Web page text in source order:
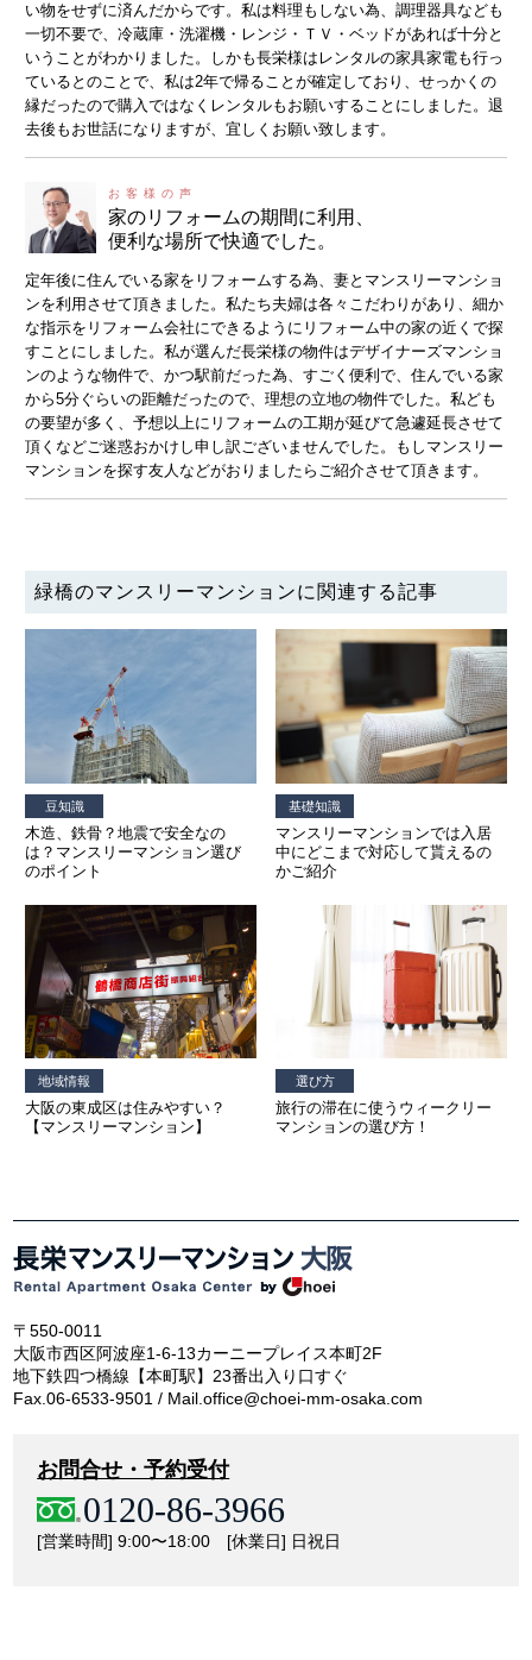
い物をせずに済んだからです。私は料理もしない為、調理器具なども
一切不要で、冷蔵庫・洗濯機・レンジ・ＴＶ・ベッドがあれば十分と
いうことがわかりました。しかも長栄様はレンタルの家具家電も行っ
ているとのことで、私は2年で帰ることが確定しており、せっかくの
縁だったので購入ではなくレンタルもお願いすることにしました。退
去後もお世話になりますが、宜しくお願い致します。
家のリフォームの期間に利用、
便利な場所で快適でした。
定年後に住んでいる家をリフォームする為、妻とマンスリーマンショ
ンを利用させて頂きました。私たち夫婦は各々こだわりがあり、細か
な指示をリフォーム会社にできるようにリフォーム中の家の近くで探
すことにしました。私が選んだ長栄様の物件はデザイナーズマンショ
ンのような物件で、かつ駅前だった為、すごく便利で、住んでいる家
から5分ぐらいの距離だったので、理想の立地の物件でした。私ども
の要望が多く、予想以上にリフォームの工期が延びて急遽延長させて
頂くなどご迷惑おかけし申し訳ございませんでした。もしマンスリー
マンションを探す友人などがおりましたらご紹介させて頂きます。
緑橋のマンスリーマンションに関連する記事
豆知識
木造、鉄骨？地震で安全なの
は？マンスリーマンション選び
のポイント
基礎知識
マンスリーマンションでは入居
中にどこまで対応して貰えるの
かご紹介
地域情報
大阪の東成区は住みやすい？
【マンスリーマンション】
選び方
旅行の滞在に使うウィークリー
マンションの選び方！
〒550-0011
大阪市西区阿波座1-6-13カーニープレイス本町2F
地下鉄四つ橋線【本町駅】23番出入り口すぐ
Fax.06-6533-9501 / Mail.office@choei-mm-osaka.com
お問合せ・予約受付
0120-86-3966
[営業時間] 9:00〜18:00 [休業日] 日祝日